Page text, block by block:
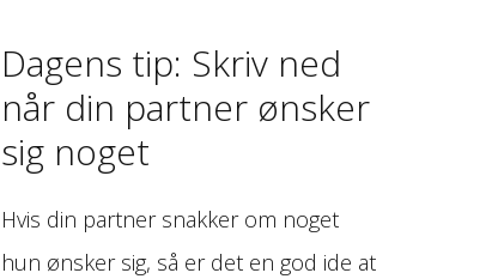
Dagens tip: Skriv ned
når din partner ønsker
sig noget
Hvis din partner snakker om noget
hun ønsker sig, så er det en god ide at